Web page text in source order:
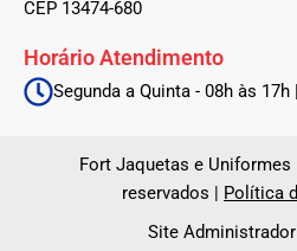
CEP 13474-680
Horário Atendimento
Segunda a Quinta - 08h às
Fort Jaquetas e
reservados | Política
Site